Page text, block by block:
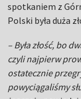
spotkaniem z
Polski była duża
– Była złość, bo
czyli najpierw
ostatecznie
powyciągaliśmy